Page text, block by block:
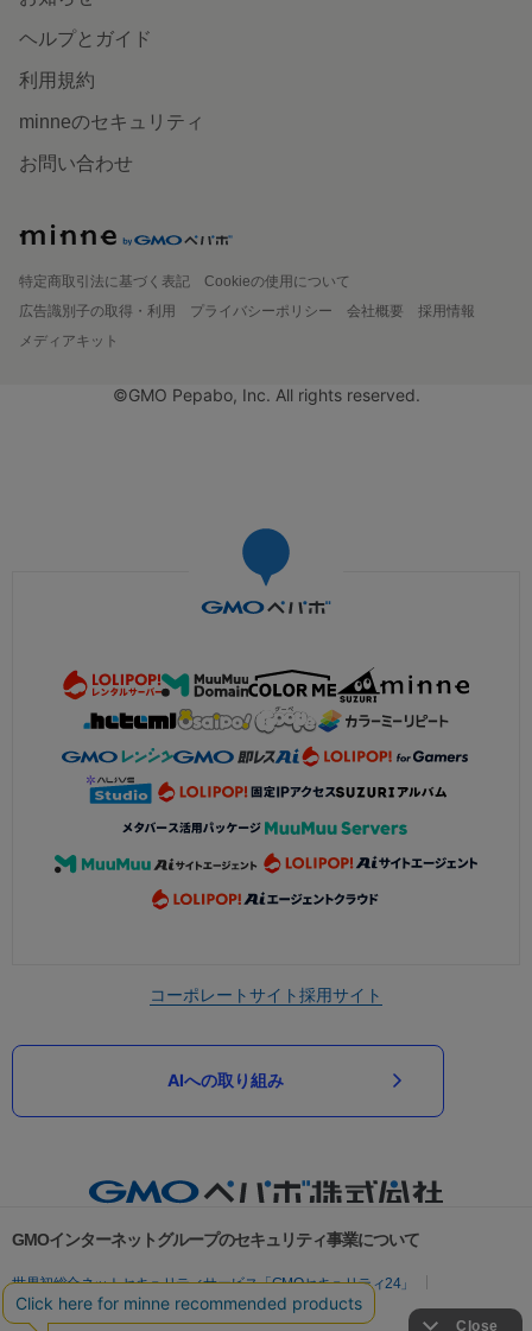
ヘルプとガイド
利用規約
minneのセキュリティ
お問い合わせ
特定商取引法に基づく表記
Cookieの使用について
広告識別子の取得・利用
プライバシーポリシー 会社概要
採用情報
メディアキット
©GMO Pepabo, Inc. All rights reserved.
コーポレートサイト採用サイト
AIへの取り組み
GMOインターネットグループのセキュリティ事業について
世界初総合ネットセキュリティサービス「GMOセキュリティ24」
パスワード漏洩診断
Webサイトリスク診断